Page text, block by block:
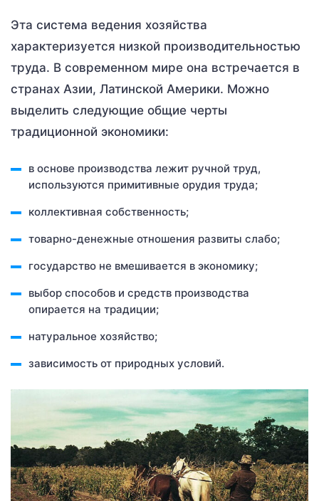
Эта система ведения хозяйства
характеризуется низкой производительностью
труда. В современном мире она встречается в
странах Азии, Латинской Америки. Можно
выделить следующие общие черты
традиционной экономики:
в основе производства лежит ручной труд,
используются примитивные орудия труда;
коллективная собственность;
товарно-денежные отношения развиты слабо;
государство не вмешивается в экономику;
выбор способов и средств производства
опирается на традиции;
натуральное хозяйство;
зависимость от природных условий.